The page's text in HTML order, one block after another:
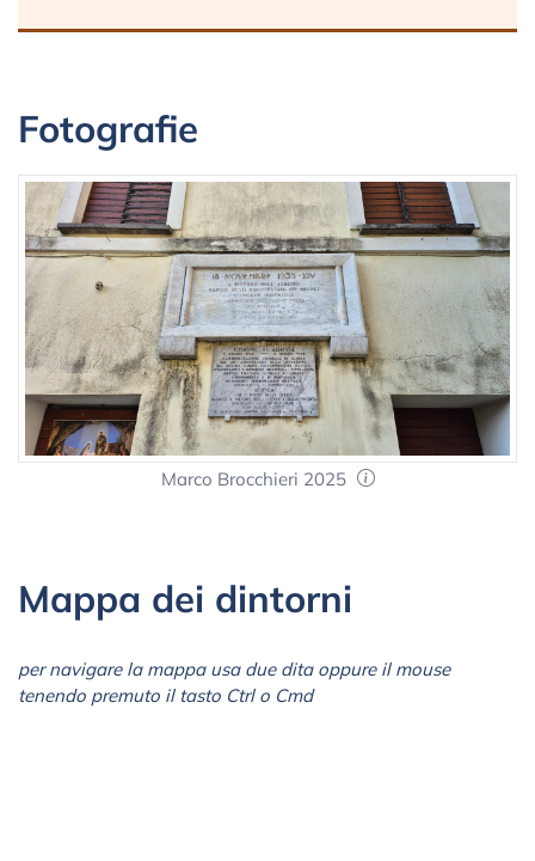
Fotografie
Marco Brocchieri 2025
Mappa dei dintorni
per navigare la mappa usa due dita oppure il mouse
tenendo premuto il tasto Ctrl o Cmd